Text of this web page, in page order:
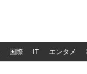
国際 IT エンタメ